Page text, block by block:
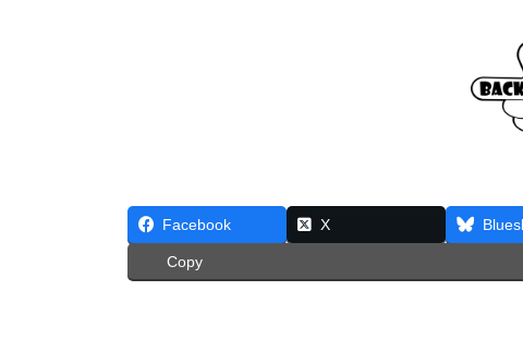
Facebook X
Copy